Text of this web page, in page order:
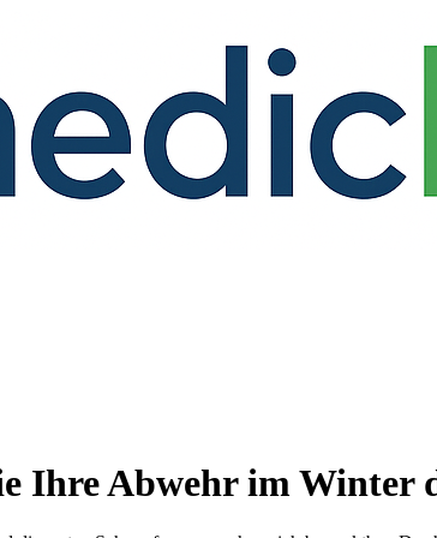
Ihre Abwehr im Winter